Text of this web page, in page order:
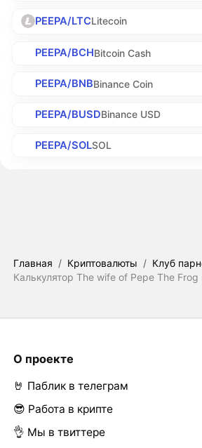
PEEPA/LTCLitecoin
PEEPA/BCHBitcoin Cash
PEEPA/BNBBinance Coin
PEEPA/BUSDBinance USD
PEEPA/SOLSOL
Главная / Криптовалюты / Клуб
Калькулятор The wife of Pepe The Frog
О проекте
🤘 Паблик в телеграм
😎 Работа в крипте
👌 Мы в твиттере